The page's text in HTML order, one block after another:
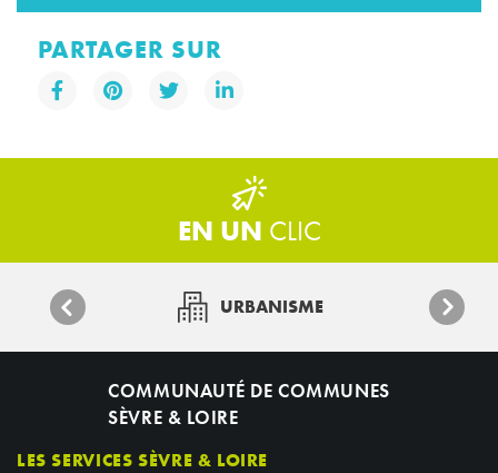
PARTAGER SUR
EN UN CLIC
URBANISME
COMMUNAUTÉ DE COMMUNES
SÈVRE & LOIRE
LES SERVICES SÈVRE & LOIRE